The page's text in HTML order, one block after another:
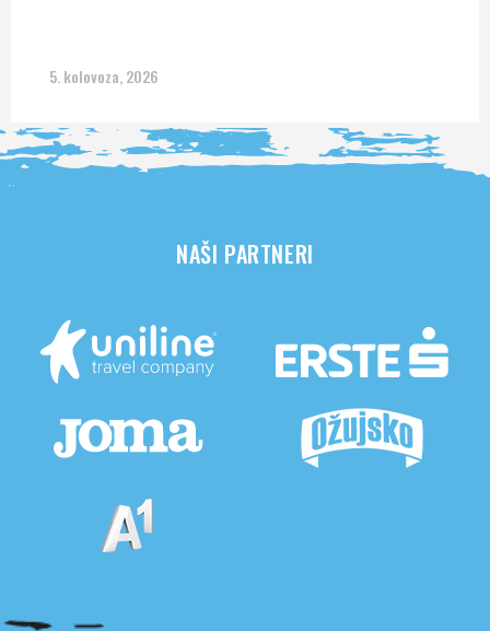
5. kolovoza, 2026
NAŠI PARTNERI